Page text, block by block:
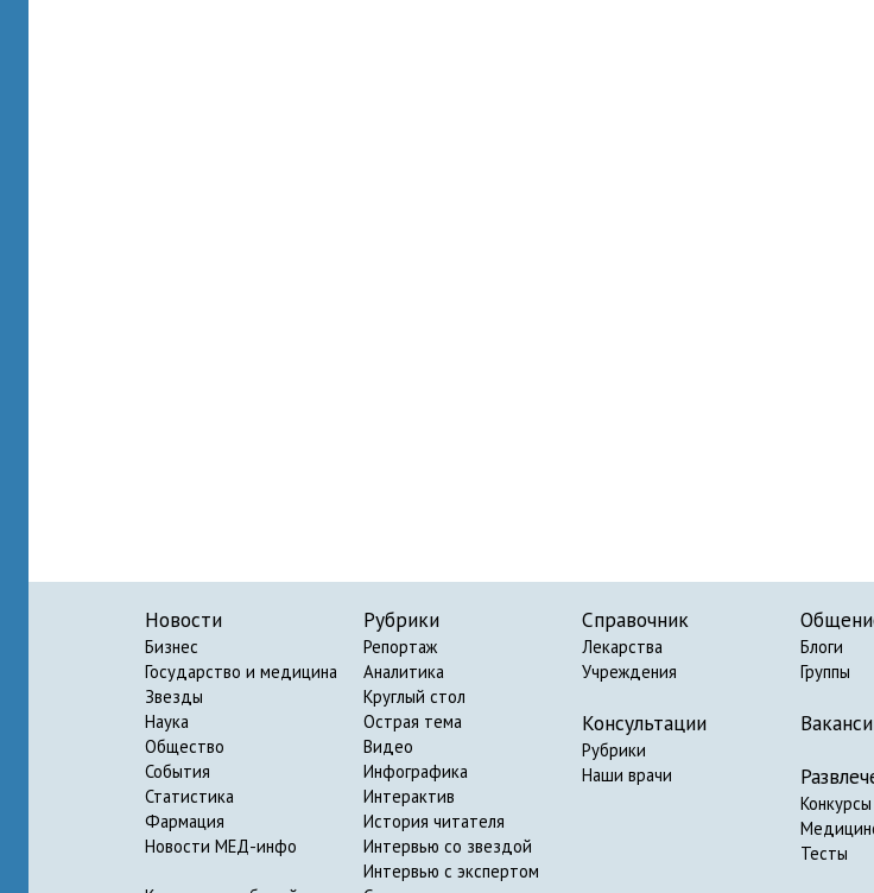
Новости
Бизнес
Государство и медицина
Звезды
Наука
Общество
События
Статистика
Фармация
Новости МЕД-инфо
Рубрики
Репортаж
Аналитика
Круглый стол
Острая тема
Видео
Инфографика
Интерактив
История читателя
Интервью со звездой
Интервью с экспертом
Справочник
Лекарства
Учреждения
Консультации
Рубрики
Наши врачи
Блоги
Группы
Конкурсы
Тесты